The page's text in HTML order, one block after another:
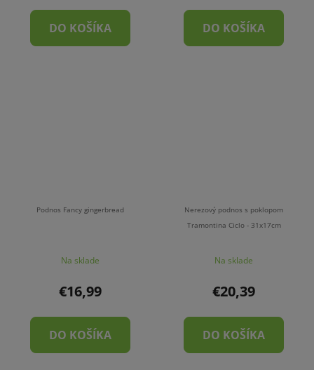
DO KOŠÍKA DO KOŠÍKA
Podnos Fancy gingerbread
Na sklade
€16,99
DO KOŠÍKA
Nerezový podnos s poklopom
Tramontina Ciclo - 31x17cm
Na sklade
€20,39
DO KOŠÍKA